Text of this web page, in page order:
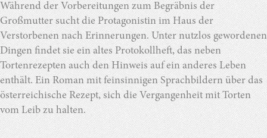
Während der Vorbereitungen zum Begräbnis der
Großmutter sucht die Protagonistin im Haus der
Verstorbenen nach Erinnerungen. Unter nutzlos gewordenen
Dingen findet sie ein altes Protokollheft, das neben
Tortenrezepten auch den Hinweis auf ein anderes Leben
enthält. Ein Roman mit feinsinnigen Sprachbildern über das
österreichische Rezept, sich die Vergangenheit mit Torten
vom Leib zu halten.